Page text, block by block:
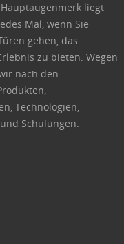
liegt
Mal, wenn Sie
gehen, das
zu bieten. Wegen
nach den
Technologien,
Schulungen.